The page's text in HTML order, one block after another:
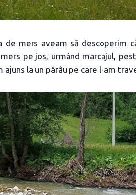
de mers aveam să descoperim
pe jos, urmând marcajul,
ajuns la un pârâu pe care l-am